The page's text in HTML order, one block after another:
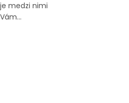
medzi nimi